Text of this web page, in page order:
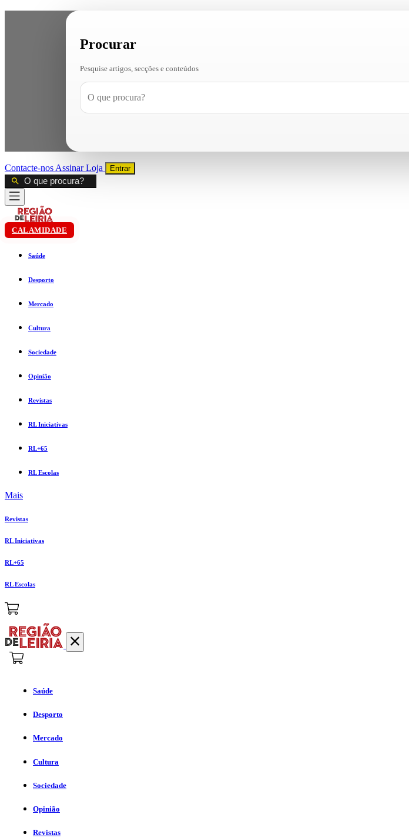
Procurar
Pesquise artigos, secções e conteúdos
Contacte-nos AssinarLoja Entrar
CALAMIDADE
Saúde
Desporto
Mercado
Cultura
Sociedade
Opinião
Revistas
RL Iniciativas
RL+65
RL Escolas
Mais
Revistas
RL Iniciativas
RL+65
RL Escolas
Saúde
Desporto
Mercado
Cultura
Sociedade
Opinião
Revistas